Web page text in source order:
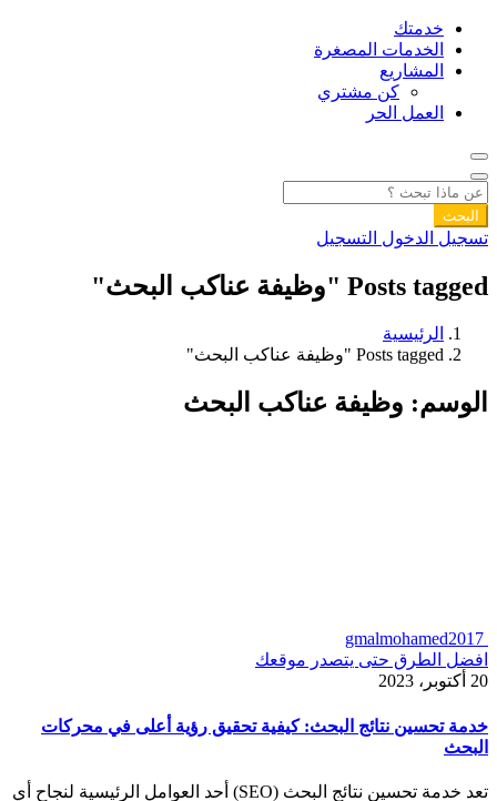
خدمتك
الخدمات المصغرة
المشاريع
كن مشتري
العمل الحر
البحث
تسجيل الدخول التسجيل
Posts tagged "وظيفة عناكب البحث"
الرئيسية
Posts tagged "وظيفة عناكب البحث"
الوسم: وظيفة عناكب البحث
gmalmohamed2017
افضل الطرق حتى يتصدر موقعك
20 أكتوبر، 2023
خدمة تحسين نتائج البحث: كيفية تحقيق رؤية أعلى في محركات
البحث
تعد خدمة تحسين نتائج البحث (SEO) أحد العوامل الرئيسية لنجاح أي